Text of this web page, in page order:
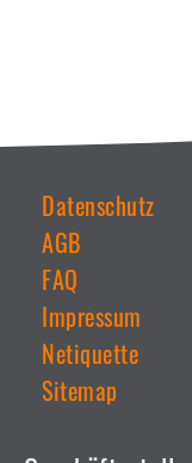
Weiterführende
Links
Datenschutz
AGB
FAQ
Impressum
Netiquette
Sitemap